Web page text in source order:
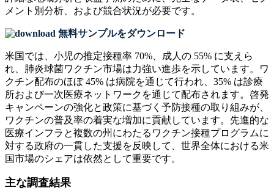
メント別分析、および競合状況が必要です。
無料サンプルをダウンロード
米国では、小児の推定接種率 70%、成人の 55% に支えら
れ、肺炎球菌ワクチン市場は力強い進歩を示しています。ワ
クチン配布のほぼ 45% は病院を通じて行われ、35% は診療
所および一次医療ネットワークを通じて配布されます。啓発
キャンペーンの強化と政策に基づく予防接種の取り組みが、
ワクチンの普及率の着実な増加に貢献しています。先進的な
医療インフラと複数の州にわたるワクチン接種プログラムに
対する政府の一貫した支援を反映して、世界全体における米
国市場のシェアは依然として重要です。
主な調査結果